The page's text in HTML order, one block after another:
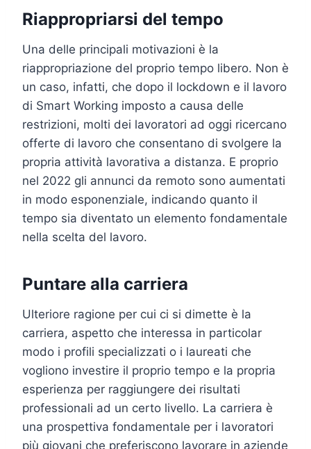
Riappropriarsi del tempo
Una delle principali motivazioni è la
riappropriazione del proprio tempo libero. Non è
un caso, infatti, che dopo il lockdown e il lavoro
di Smart Working imposto a causa delle
restrizioni, molti dei lavoratori ad oggi ricercano
offerte di lavoro che consentano di svolgere la
propria attività lavorativa a distanza. E proprio
nel 2022 gli annunci da remoto sono aumentati
in modo esponenziale, indicando quanto il
tempo sia diventato un elemento fondamentale
nella scelta del lavoro.
Puntare alla carriera
Ulteriore ragione per cui ci si dimette è la
carriera, aspetto che interessa in particolar
modo i profili specializzati o i laureati che
vogliono investire il proprio tempo e la propria
esperienza per raggiungere dei risultati
professionali ad un certo livello. La carriera è
una prospettiva fondamentale per i lavoratori
più giovani che preferiscono lavorare in aziende